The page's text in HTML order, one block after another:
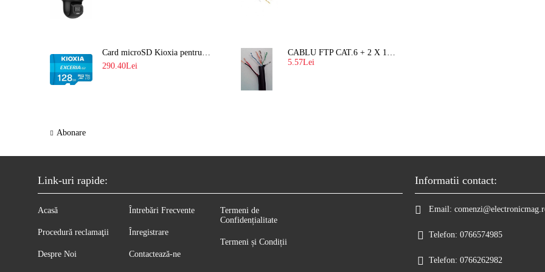
Card microSD Kioxia pentru CCTV cu capacitate memorie 128GB Ultra HD 4K LMEX2L128GG2
290.40Lei
Abonare
CABLU FTP CAT.6 + 2 X 1.5 MM2 ( LITAT ) CU SUFA
5.57Lei
Link-uri rapide:
Acasă
Procedură reclamaţii
Despre Noi
Întrebări Frecvente
Înregistrare
Contactează-ne
Termeni de
Confidențialitate
Termeni și Condiții
Informatii contact:
Email:
Telefon: 0766574985
Telefon: 0766262982